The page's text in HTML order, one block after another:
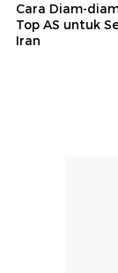
Cara Diam-
Top AS untuk
Iran